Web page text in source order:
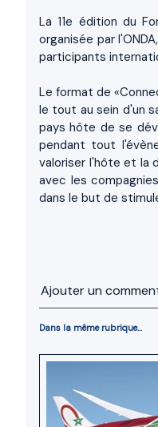
La 11e édition du
organisée par
participants
Le format de
le tout au sein d'un
pays hôte de se
pendant tout
valoriser l'hôte et la
avec les
dans le but de
Ajouter un
Dans la même rubrique...